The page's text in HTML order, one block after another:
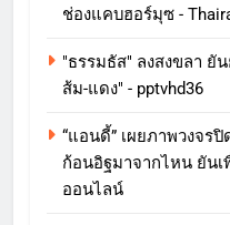
ช่องแคบฮอร์มุซ -
"ธรรมธัส" ลงสงขลา ยั
ส้ม-แดง" - pptvhd36
“แอนดี้” เผยภาพวงจรปิ
ก้อนอิฐมาจากไหน ยันเ
ออนไลน์